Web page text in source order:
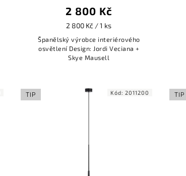
2 800 Kč
2 800 Kč / 1 ks
Španělský výrobce interiérového
osvětlení Design: Jordi Veciana +
Skye Mausell
TIP Kód:2011200 TIP